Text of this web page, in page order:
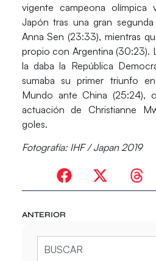
vigente campeona olímpica
Japón tras una gran
Anna Sen(23:33), mientras
propio con Argentina (30:23).
la daba la República
sumaba su primer triunfo
Mundo anteChina (25:24),
actuación de Christianne
goles.
Fotografía: IHF / Japan 2019
ANTERIOR